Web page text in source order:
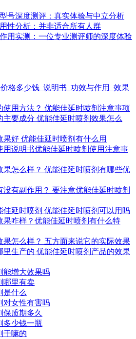
号深度测评：真实体验与中立分析
性分析：并非适合所有人群
用实测：一位专业测评师的深度体验
格多少钱_说明书_功效与作用_效果
使用方法？ 优能佳延时喷剂注意事项
主要成分 优能佳延时喷剂效果怎么
果好 优能佳延时喷剂有什么用
用说明书优能佳延时喷剂使用注意事
果怎么样？ 优能佳延时喷剂有哪些优
有副作用？ 要注意优能佳延时喷剂
佳延时喷剂 优能佳延时喷剂可以用吗
果咋样？优能佳延时喷剂有什么特
果怎么样？ 五方面来说它的实际效果
里生产的 优能佳延时喷剂产品的效果
能增大效果吗
哪里有卖
是什么
对女性有害吗
保质期多久
多少钱一瓶
干嘛的